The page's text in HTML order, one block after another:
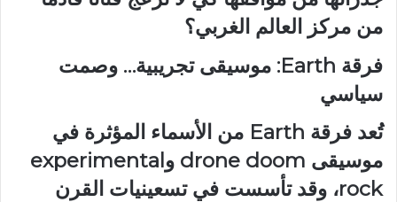
من مركز العالم الغربي؟
فرقة Earth: موسيقى تجريبية… وصمت
سياسي
تُعد فرقة Earth من الأسماء المؤثرة في
موسيقى drone doom وexperimental
rock، وقد تأسست في تسعينيات القرن